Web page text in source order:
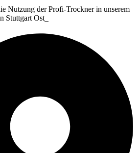
Nutzung der Profi-Trockner in unserem
Stuttgart Ost_